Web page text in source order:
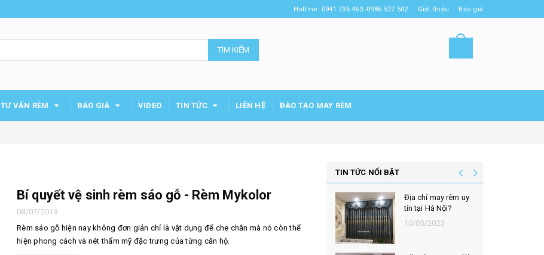
Hotline: 0941 736 463 -0986 527 502 Giới thiệu Báo giá
TÌM KIẾM
TƯ VẤN RÈM BÁO GIÁ VIDEO TIN TỨC LIÊN HỆ ĐÀO TẠO MAY RÈM
Bí quyết vệ sinh rèm sáo gỗ - Rèm Mykolor
08/07/2019
Rèm sáo gỗ hiện nay không đơn giản chỉ là vật dụng để che chắn mà nó còn thể
TIN TỨC NỔI BẬT
Địa chỉ may rèm uy
tín tại Hà Nội?
10/05/2023